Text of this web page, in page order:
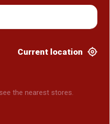
Current location
the nearest stores.